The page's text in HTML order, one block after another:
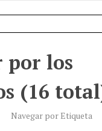
por los
(16
Navegar por Etiqueta